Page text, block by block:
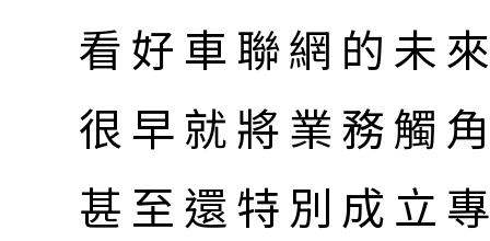
看好車聯網的未
很早就將業務觸
甚至還特別成立